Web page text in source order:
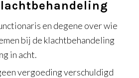
en degene over wie
bij de klachtbehandeling
in acht.
vergoeding verschuldigd